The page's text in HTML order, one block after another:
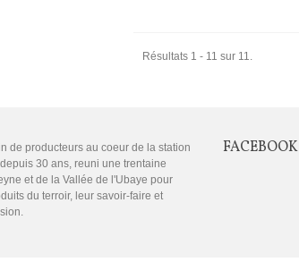
Résultats 1 - 11 sur 11.
de producteurs au coeur de la station
30 ans, reuni une trentaine
et de la Vallée de l'Ubaye pour
du terroir, leur savoir-faire et
FACEBOOK